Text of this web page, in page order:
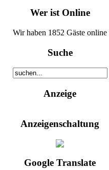
Wer ist Online
Wir haben 1852 Gäste online
Suche
Anzeige
Anzeigenschaltung
Google Translate